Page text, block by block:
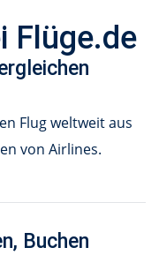
Flüge.de
Flug weltweit aus
von Airlines.
Buchen